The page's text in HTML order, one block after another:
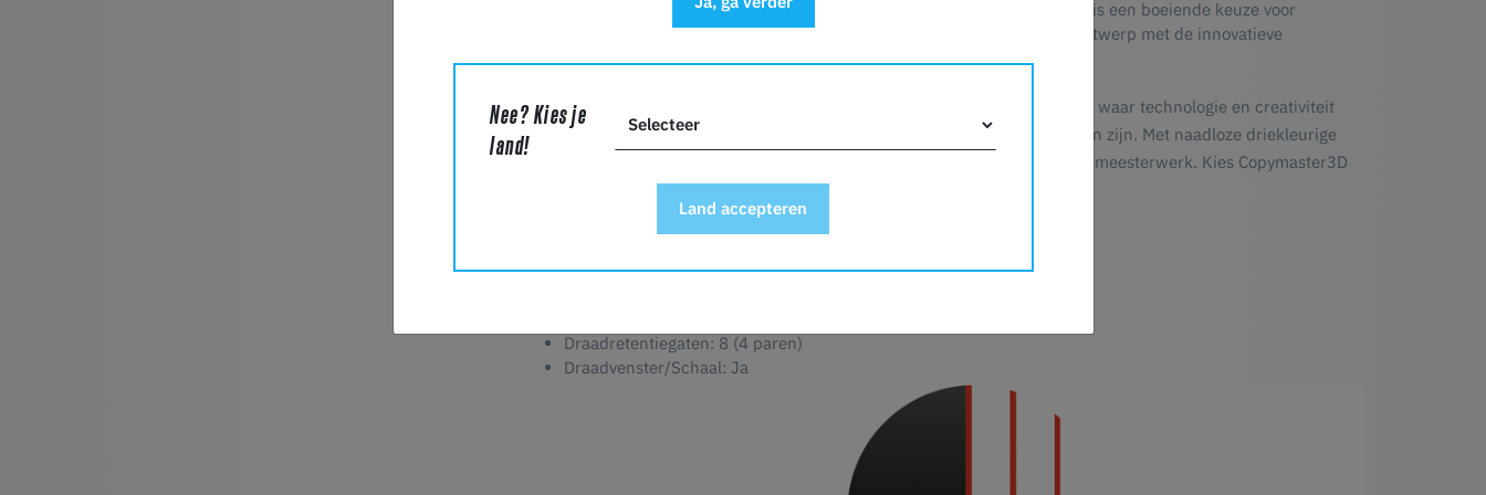
Educatieve Innovaties: Of je nu lesgeeft of leert, ons Tri-Silk Filament is een boeiende keuze voor
educatieve projecten. Verken de wereld van materialen, kleuren en ontwerp met de innovatieve
driekleurige zijden afwerking.
Verhoog jouw 3D printervaring met Copymaster3D PLA Tri-Silk Filament - waar technologie en creativiteit
samenkomen om prints te produceren die niets minder dan buitengewoon zijn. Met naadloze driekleurige
overgangen, luxueuze textuur en precisiedetaillering wordt elke laag een meesterwerk. Kies Copymaster3D
voor een printreis die elegantie herdefinieert!
Afmetingen: 192 x 59 mm
Draadretentiegaten: 8 (4 paren)
Draadvenster/Schaal: Ja
Nee? Kies je
land!
Land accepteren